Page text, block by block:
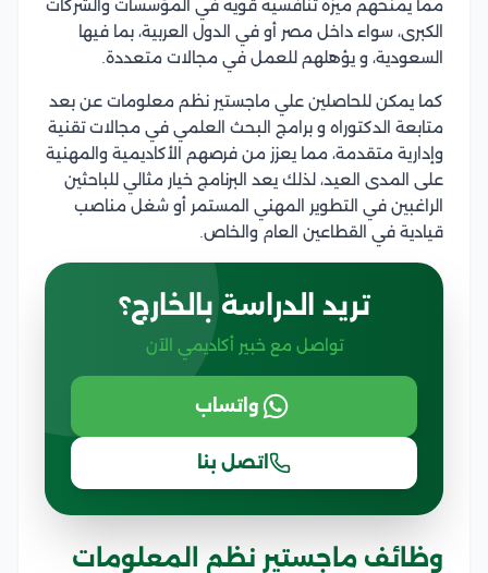
مما يمنحهم ميزة تنافسية قوية في المؤسسات والشركات
الكبرى، سواء داخل مصر أو في الدول العربية، بما فيها
السعودية، و يؤهلهم للعمل في مجالات متعددة.
كما يمكن للحاصلين علي ماجستير نظم معلومات عن بعد
متابعة الدكتوراه و برامج البحث العلمي في مجالات تقنية
وإدارية متقدمة، مما يعزز من فرصهم الأكاديمية والمهنية
على المدى العيد، لذلك يعد البرنامج خيار مثالي للباحثين
الراغبين في التطوير المهني المستمر أو شغل مناصب
قيادية في القطاعين العام والخاص.
تريد الدراسة بالخارج؟
تواصل مع خبير أكاديمي الآن
واتساب
اتصل بنا
وظائف ماجستير نظم المعلومات